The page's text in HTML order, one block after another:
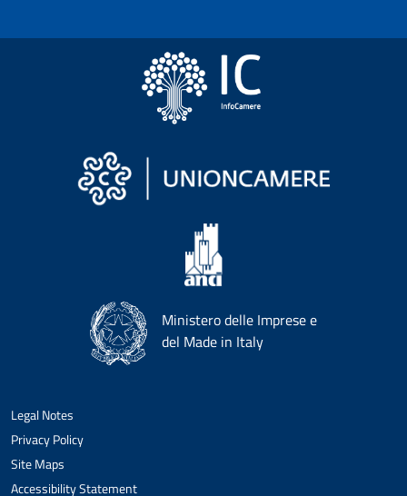
Ministero delle Imprese e
del Made in Italy
Legal Notes
Privacy Policy
Site Maps
Accessibility Statement